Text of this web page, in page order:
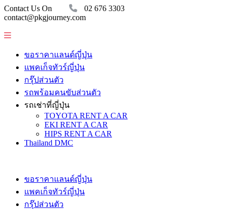
Contact Us On
02 676 3303
contact@pkgjourney.com
ขอราคาแลนด์ญี่ปุ่น
แพคเก็จทัวร์ญี่ปุ่น
กรุ๊ปส่วนตัว
รถพร้อมคนขับส่วนตัว
รถเช่าที่ญี่ปุ่น
TOYOTA RENT A CAR
EKI RENT A CAR
HIPS RENT A CAR
Thailand DMC
ขอราคาแลนด์ญี่ปุ่น
แพคเก็จทัวร์ญี่ปุ่น
กรุ๊ปส่วนตัว